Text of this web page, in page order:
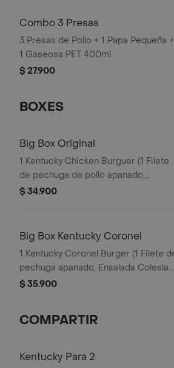
Combo 3 Presas
3 Presas de Pollo + 1 Papa Pequeña +
1 Gaseosa PET 400ml
$ 27.900
BOXES
Big Box Original
1 Kentucky Chicken Burguer (1 Filete
de pechuga de pollo apanado,
pepinillos, mayonesa premium y
de Salsa 100g
$ 34.900
Big Box Kentucky Coronel
1 Kentucky Coronel Burger (1 Filete de
pechuga apanado, Ensalada Coleslaw,
BBQ y mantequilla) + 1 Pop Corn
$ 35.900
COMPARTIR
Kentucky Para 2